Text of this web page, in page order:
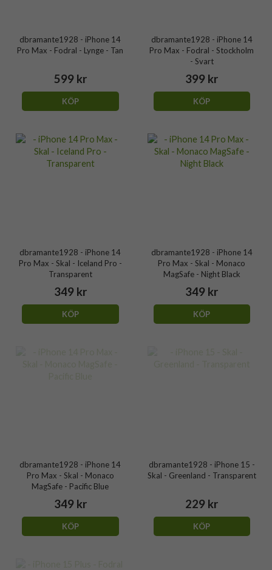
dbramante1928 - iPhone 14
Pro Max - Fodral - Lynge - Tan
599 kr
KÖP
dbramante1928 - iPhone 14
Pro Max - Fodral - Stockholm
- Svart
399 kr
KÖP
dbramante1928 - iPhone 14
Pro Max - Skal - Iceland Pro -
Transparent
349 kr
KÖP
dbramante1928 - iPhone 14
Pro Max - Skal - Monaco
MagSafe - Night Black
349 kr
KÖP
dbramante1928 - iPhone 14
Pro Max - Skal - Monaco
MagSafe - Pacific Blue
349 kr
KÖP
dbramante1928 - iPhone 15 -
Skal - Greenland - Transparent
229 kr
KÖP